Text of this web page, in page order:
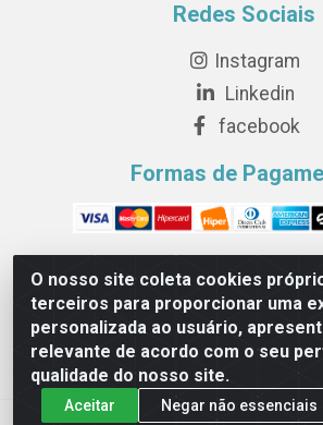
O nosso site coleta cookies
terceiros para proporcionar uma
personalizada ao usuário,
relevante de acordo com o seu
qualidade do nosso site.
Aceitar Negar não essenciais
Redes Sociais
Instagram
Linkedin
facebook
Formas de
Novesete Distribuidora LTDA - Avenida
Terminal Intermodal da Serra, Serra/ES -
CNPJ 29.479.604/0001-